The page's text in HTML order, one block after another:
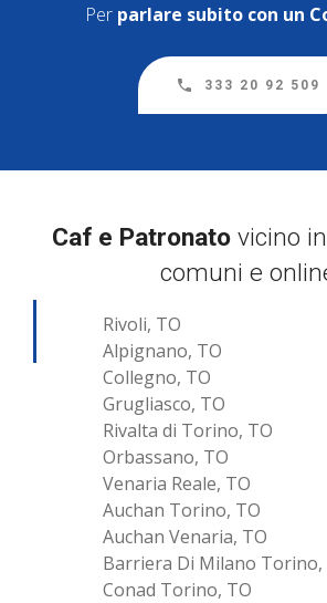
Per parlare subito con un
333 20 92 509
Caf e Patronato vicino
comuni e
Rivoli, TO
Alpignano, TO
Collegno, TO
Grugliasco, TO
Rivalta di Torino, TO
Orbassano, TO
Venaria Reale, TO
Auchan Torino, TO
Auchan Venaria, TO
Barriera Di Milano Torino,
Conad Torino, TO